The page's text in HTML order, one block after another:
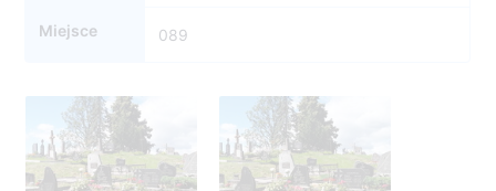
Miejsce 089